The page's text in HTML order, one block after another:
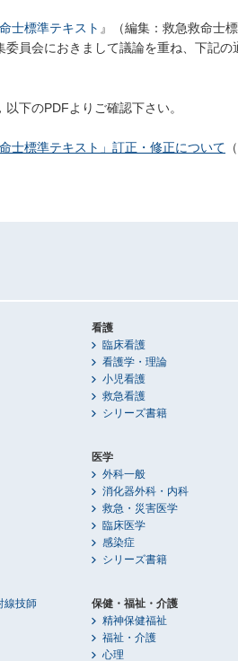
士標準テキスト 』（編集：救急救命士
委員会におきまして議論を重ね、下記
下のPDFよりご確認下さい。
士標準テキスト」訂正・修正について
線技師
看護
臨床看護
看護学・理論
小児看護
救急看護
シリーズ書籍
医学
外科一般
消化器外科・内科
救急・災害医学
臨床医学
感染症
シリーズ書籍
保健・福祉・介護
精神保健福祉
福祉・介護
心理